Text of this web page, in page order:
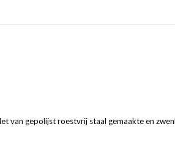
van gepolijst roestvrij staal gemaakte en